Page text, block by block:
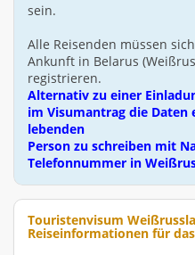
sein.
Alle Reisenden müssen
Ankunft in Belarus
registrieren.
Alternativ zu einer
im Visumantrag die Daten
lebenden
Person zu schreiben mit
Telefonnummer in
Touristenvisum
Reiseinformationen für